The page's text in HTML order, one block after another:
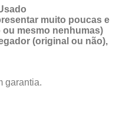
muito poucas e
mesmo nenhumas)
(original ou não),
garantia.